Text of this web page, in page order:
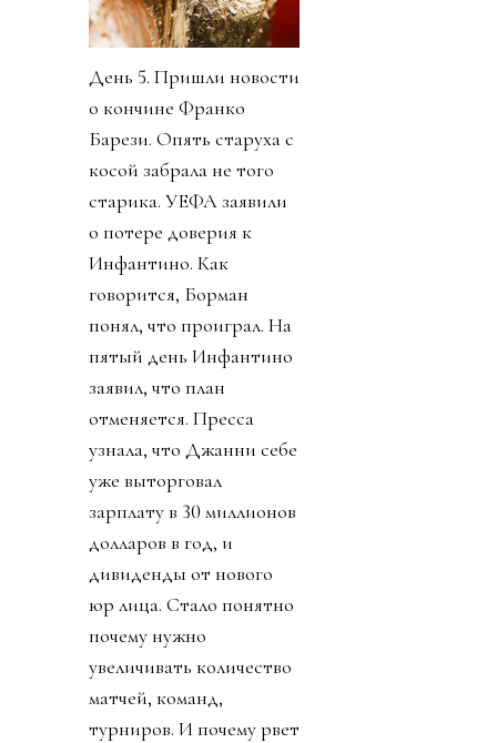
День 5. Пришли новости
о кончине Франко
Барези. Опять старуха с
косой забрала не того
старика. УЕФА заявили
о потере доверия к
Инфантино. Как
говорится, Борман
понял, что проиграл. На
пятый день Инфантино
заявил, что план
отменяется. Пресса
узнала, что Джанни себе
уже выторговал
зарплату в 30 миллионов
долларов в год, и
дивиденды от нового
юр лица. Стало понятно
почему нужно
увеличивать количество
матчей, команд,
турниров. И почему рвет